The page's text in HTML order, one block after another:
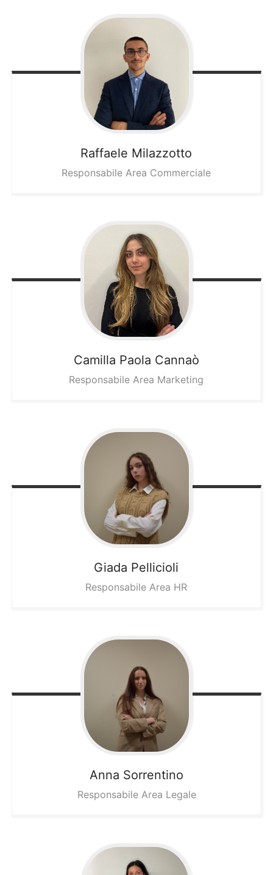
Raffaele Milazzotto
Responsabile Area Commerciale
Camilla Paola Cannaò
Responsabile Area Marketing
Giada Pellicioli
Responsabile Area HR
Anna Sorrentino
Responsabile Area Legale